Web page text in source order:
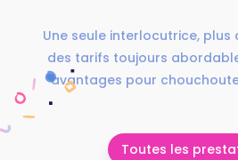
Une seule interlocutrice,
des tarifs toujours
avantages pour
Toutes les